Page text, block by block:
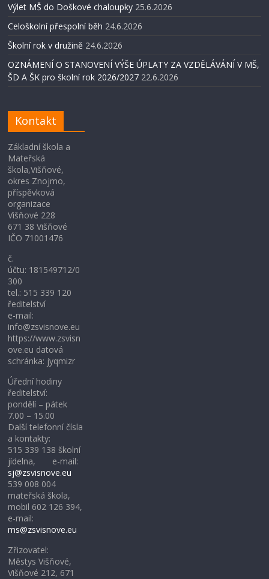
Výlet MŠ do Doškové chaloupky 25.6.2026
Celoškolní přespolní běh 24.6.2026
Školní rok v družině 24.6.2026
OZNÁMENÍ O STANOVENÍ VÝŠE ÚPLATY ZA VZDĚLÁVÁNÍ V MŠ,
ŠD A ŠK pro školní rok 2026/2027 22.6.2026
Kontakt
Základní škola a
Mateřská
škola,Višňové,
okres Znojmo,
příspěvková
organizace
Višňové 228
671 38 Višňové
IČO 71001476
č.
účtu: 181549712/0
300
tel.: 515 339 120
ředitelství
e-mail:
info@zsvisnove.eu
https://www.zsvisn
ove.eu datová
schránka: jyqmizr
Úřední hodiny
ředitelství:
pondělí – pátek
7.00 – 15.00
Další telefonní čísla
a kontakty:
515 339 138 školní
jídelna, e-mail:
sj@zsvisnove.eu
539 008 004
mateřská škola,
mobil 602 126 394,
e-mail:
ms@zsvisnove.eu
Zřizovatel:
Městys Višňové,
Višňové 212, 671